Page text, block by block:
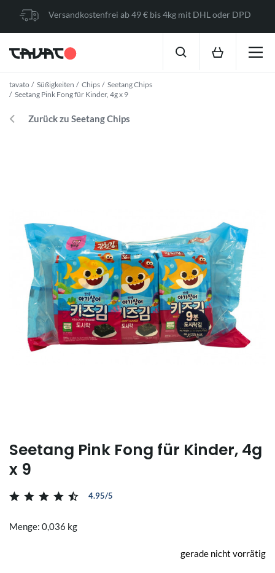
Versandkostenfrei ab 49 € bis 4kg mit DHL oder DPD
tavato Süßigkeiten Chips
Seetang Chips
Seetang Pink Fong für Kinder, 4g x 9
Zurück zu Seetang Chips
Seetang Pink Fong für Kinder, 4g
x 9
4.95/5
Menge: 0,036 kg
gerade nicht vorrätig